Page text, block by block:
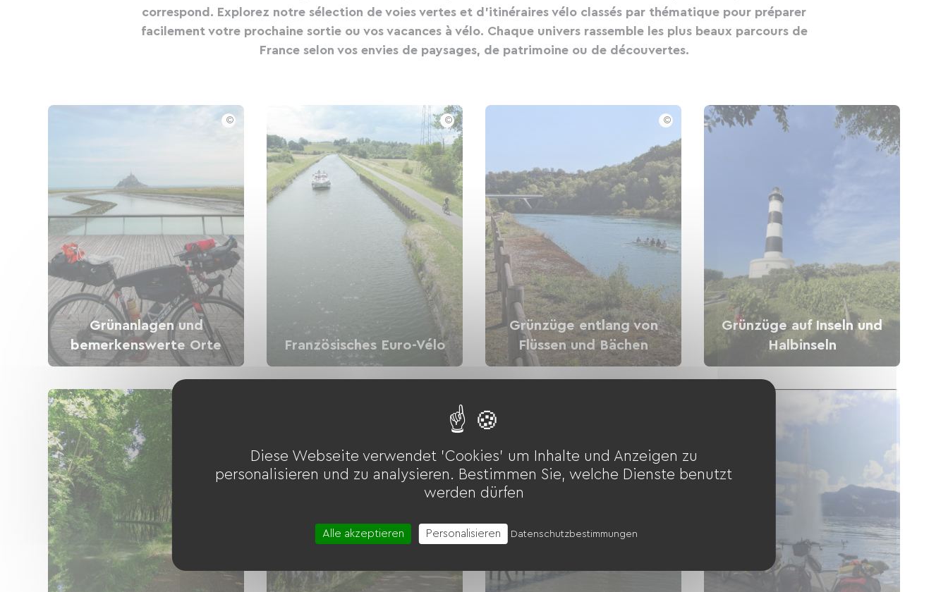
correspond. Explorez notre sélection de voies vertes et d'itinéraires vélo classés par thématique pour préparer
facilement votre prochaine sortie ou vos vacances à vélo. Chaque univers rassemble les plus beaux parcours de
France selon vos envies de paysages, de patrimoine ou de découvertes.
©
Grünanlagen und
bemerkenswerte Orte
©
Französisches Euro-Vélo
©
Grünzüge entlang von
Flüssen und Bächen
Grünzüge auf Inseln und
Halbinseln
Diese Webseite verwendet 'Cookies' um Inhalte und Anzeigen zu
personalisieren und zu analysieren. Bestimmen Sie, welche Dienste benutzt
werden dürfen
Alle akzeptieren Personalisieren Datenschutzbestimmungen